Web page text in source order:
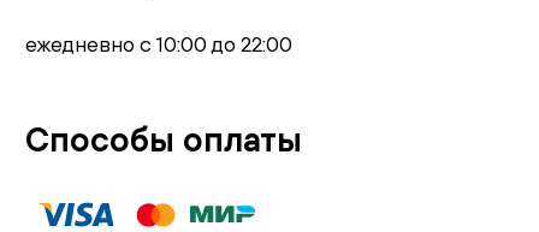
ежедневно с 10:00 до 22:00
Способы оплаты